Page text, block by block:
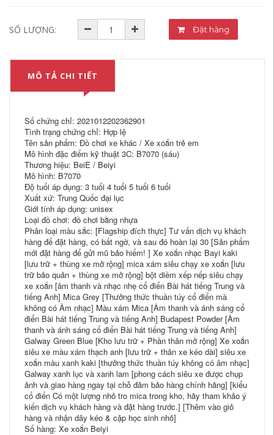
SỐ LƯỢNG: Đặt hàng
MÔ TẢ CHI TIẾT
Số chứng chỉ: 2021012202362901
Tình trạng chứng chỉ: Hợp lệ
Tên sản phẩm: Đồ chơi xe khác / Xe xoắn trẻ em
Mô hình đặc điểm kỹ thuật 3C: B7070 (sáu)
Thương hiệu: BeiE / Beiyi
Mô hình: B7070
Độ tuổi áp dụng: 3 tuổi 4 tuổi 5 tuổi 6 tuổi
Xuất xứ: Trung Quốc đại lục
Giới tính áp dụng: unisex
Loại đồ chơi: đồ chơi bằng nhựa
Phân loại màu sắc: [Flagship đích thực] Tư vấn dịch vụ khách
hàng để đặt hàng, có bất ngờ, và sau đó hoàn lại 30 [Sản phẩm
mới đặt hàng để gửi mũ bảo hiểm! ] Xe xoắn nhạc Bayi kaki
[lưu trữ + thùng xe mở rộng] mica xám siêu chạy xe xoắn [lưu
trữ bảo quản + thùng xe mở rộng] bột diềm xếp nếp siêu chạy
xe xoắn [âm thanh và nhạc nhẹ cổ điển Bài hát tiếng Trung và
tiếng Anh] Mica Grey [Thưởng thức thuần túy cổ điển mà
không có Âm nhạc] Màu xám Mica [Âm thanh và ánh sáng cổ
điển Bài hát tiếng Trung và tiếng Anh] Budapest Powder [Âm
thanh và ánh sáng cổ điển Bài hát tiếng Trung và tiếng Anh]
Galway Green Blue [Kho lưu trữ + Phần thân mở rộng] Xe xoắn
siêu xe màu xám thạch anh [lưu trữ + thân xe kéo dài] siêu xe
xoắn màu xanh kaki [thưởng thức thuần túy không có âm nhạc]
Galway xanh lục và xanh lam [phong cách siêu xe được chụp
ảnh và giao hàng ngay tại chỗ đảm bảo hàng chính hãng] [kiểu
cổ điển Có một lượng nhỏ tro mica trong kho, hãy tham khảo ý
kiến ​​dịch vụ khách hàng và đặt hàng trước.] [Thêm vào giỏ
hàng và nhận dây kéo & cặp học sinh nhỏ]
Số hàng: Xe xoắn Beiyi